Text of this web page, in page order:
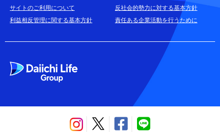
資料請求はこちら
お電話でのお問合せはこちら 通話無料
サイトのご利用について
反社会的勢力に対する基本方針
利益相反管理に関する基本方針
責任ある企業活動を行うために